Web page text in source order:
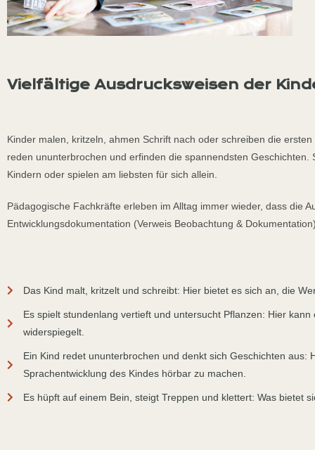
Vielfältige Ausdrucksweisen der
Kinder malen, kritzeln, ahmen Schrift nach oder schreiben die
reden ununterbrochen und erfinden die spannendsten
Kindern oder spielen am liebsten für sich allein.
Pädagogische Fachkräfte erleben im Alltag immer wieder, dass die
Entwicklungsdokumentation (Verweis Beobachtung &
Das Kind malt, kritzelt und schreibt: Hier bietet es sich an, die
Es spielt stundenlang vertieft und untersucht Pflanzen: Hier
widerspiegelt.
Ein Kind redet ununterbrochen und denkt sich Geschichten
Sprachentwicklung des Kindes hörbar zu machen.
Es hüpft auf einem Bein, steigt Treppen und klettert: Was bietet